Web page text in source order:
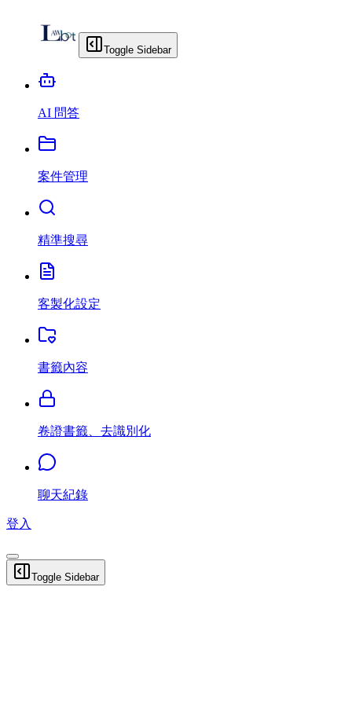
Toggle Sidebar
AI 問答
案件管理
精準搜尋
客製化設定
書籤內容
卷證書籤、去識別化
聊天紀錄
登入
Toggle Sidebar